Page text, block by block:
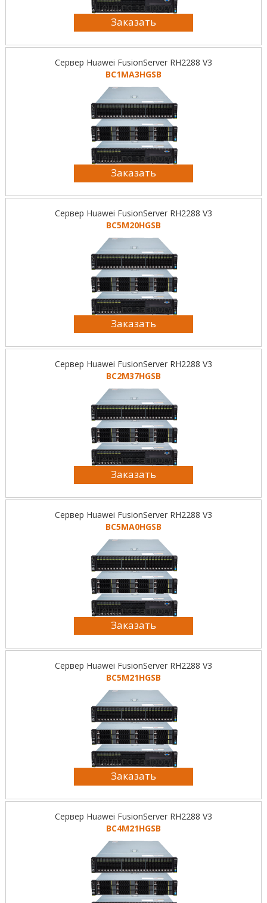
Цена по запросу
Заказать
Сервер Huawei FusionServer RH2288 V3
BC1MA3HGSB
Цена по запросу
Заказать
Сервер Huawei FusionServer RH2288 V3
BC5M20HGSB
Цена по запросу
Заказать
Сервер Huawei FusionServer RH2288 V3
BC2M37HGSB
Цена по запросу
Заказать
Сервер Huawei FusionServer RH2288 V3
BC5MA0HGSB
Цена по запросу
Заказать
Сервер Huawei FusionServer RH2288 V3
BC5M21HGSB
Цена по запросу
Заказать
Сервер Huawei FusionServer RH2288 V3
BC4M21HGSB